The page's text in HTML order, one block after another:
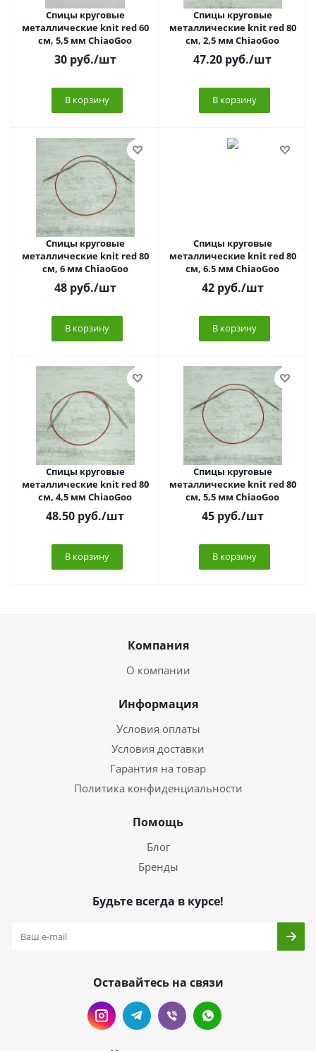
Спицы круговые
металлические knit red 60
см, 5,5 мм ChiaoGoo
30руб./шт
В корзину
Спицы круговые
металлические knit red 80
см, 2,5 мм ChiaoGoo
47.20 руб./шт
В корзину
Спицы круговые
металлические knit red 80
см, 6 мм ChiaoGoo
48руб./шт
В корзину
Спицы круговые
металлические knit red 80
см, 6.5 мм ChiaoGoo
42руб./шт
В корзину
Спицы круговые
металлические knit red 80
см, 4,5 мм ChiaoGoo
48.50 руб./шт
В корзину
Спицы круговые
металлические knit red 80
см, 5,5 мм ChiaoGoo
45руб./шт
В корзину
Компания
О компании
Информация
Условия оплаты
Условия доставки
Гарантия на товар
Политика конфиденциальности
Помощь
Блог
Бренды
Будьте всегда в курсе!
Оставайтесь на связи